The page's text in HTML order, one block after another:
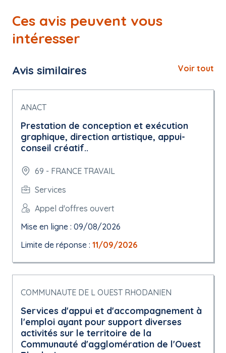
Ces avis peuvent vous
intéresser
Avis similaires Voir tout
ANACT
Prestation de conception et exécution
graphique, direction artistique, appui-
conseil créatif..
69 - FRANCE TRAVAIL
Services
Appel d'offres ouvert
Mise en ligne : 09/08/2026
Limite de réponse : 11/09/2026
COMMUNAUTE DE L OUEST RHODANIEN
Services d'appui et d'accompagnement à
l'emploi ayant pour support diverses
activités sur le territoire de la
Communauté d'agglomération de l'Ouest